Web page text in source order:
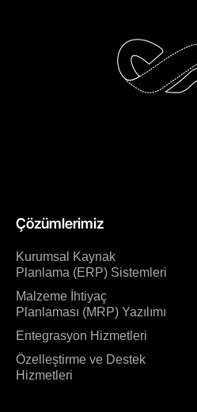
Çözümlerimiz
Kurumsal Kaynak
Planlama (ERP) Sistemleri
Malzeme İhtiyaç
Planlaması (MRP) Yazılımı
Entegrasyon Hizmetleri
Özelleştirme ve Destek
Hizmetleri